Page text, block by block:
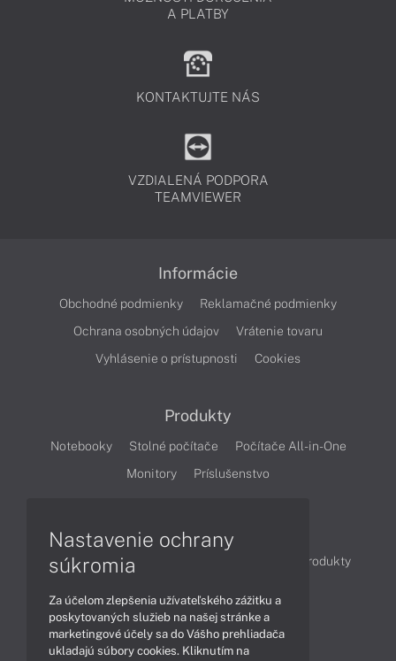
A PLATBY
KONTAKTUJTE NÁS
VZDIALENÁ PODPORA
TEAMVIEWER
Informácie
Obchodné podmienky
Reklamačné podmienky
Ochrana osobných údajov
Vrátenie tovaru
Vyhlásenie o prístupnosti
Cookies
Produkty
Notebooky Stolné počítače
Počítače All-in-One
Monitory
Príslušenstvo
Články
Obchodné informácie
Produkty
Obsah
Nastavenie ochrany
súkromia
Za účelom zlepšenia užívateľského zážitku a
poskytovaných služieb na našej stránke a
marketingové účely sa do Vášho prehliadača
ukladajú súbory cookies. Kliknutím na